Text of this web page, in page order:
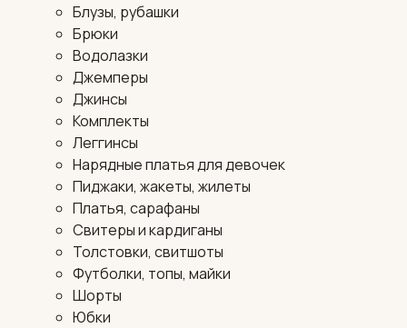
Блузы, рубашки
Брюки
Водолазки
Джемперы
Джинсы
Комплекты
Леггинсы
Нарядные платья для девочек
Пиджаки, жакеты, жилеты
Платья, сарафаны
Свитеры и кардиганы
Толстовки, свитшоты
Футболки, топы, майки
Шорты
Юбки